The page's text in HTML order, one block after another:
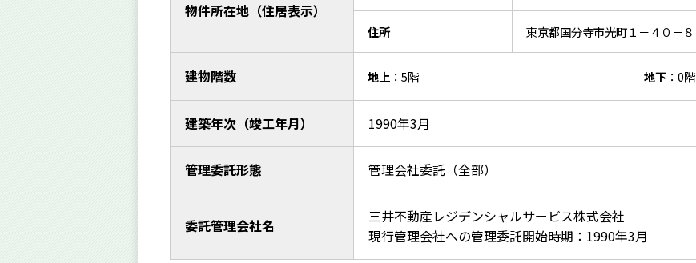
物件所在地（住居表示）
住所 東京都国分寺市光町１－４０－８
建物階数 地上：5階 地下：0階
建築年次（竣工年月） 1990年3月
管理委託形態 管理会社委託（全部）
委託管理会社名
三井不動産レジデンシャルサービス株式会社
現行管理会社への管理委託開始時期：1990年3月